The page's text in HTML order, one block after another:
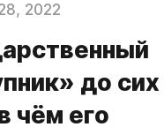
2022
до
чём его